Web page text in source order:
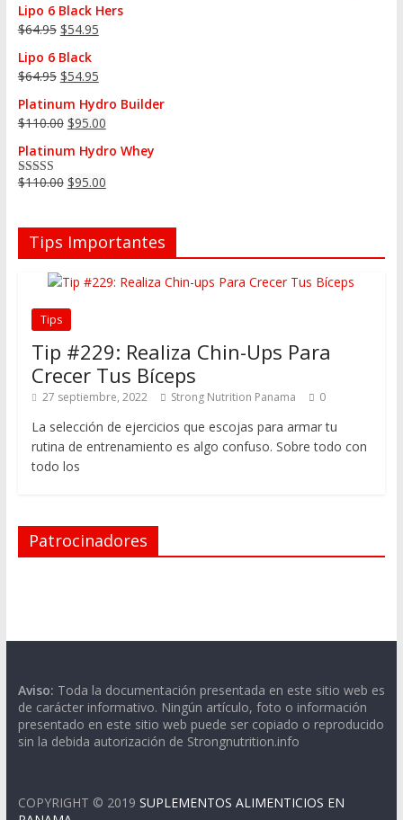
Lipo 6 Black Hers
$64.95 $54.95
Lipo 6 Black
$64.95 $54.95
Platinum Hydro Builder
$110.00 $95.00
Platinum Hydro Whey
Valorado en
$110.00 $95.00
Tips Importantes
Tips
Tip #229: Realiza Chin-Ups Para
Crecer Tus Bíceps
27 septiembre, 2022 Strong Nutrition Panama 0
La selección de ejercicios que escojas para armar tu
rutina de entrenamiento es algo confuso. Sobre todo con
todo los
Patrocinadores
Aviso: Toda la documentación presentada en este sitio web es
de carácter informativo. Ningún artículo, foto o información
presentado en este sitio web puede ser copiado o reproducido
sin la debida autorización de Strongnutrition.info
COPYRIGHT © 2019 SUPLEMENTOS ALIMENTICIOS EN